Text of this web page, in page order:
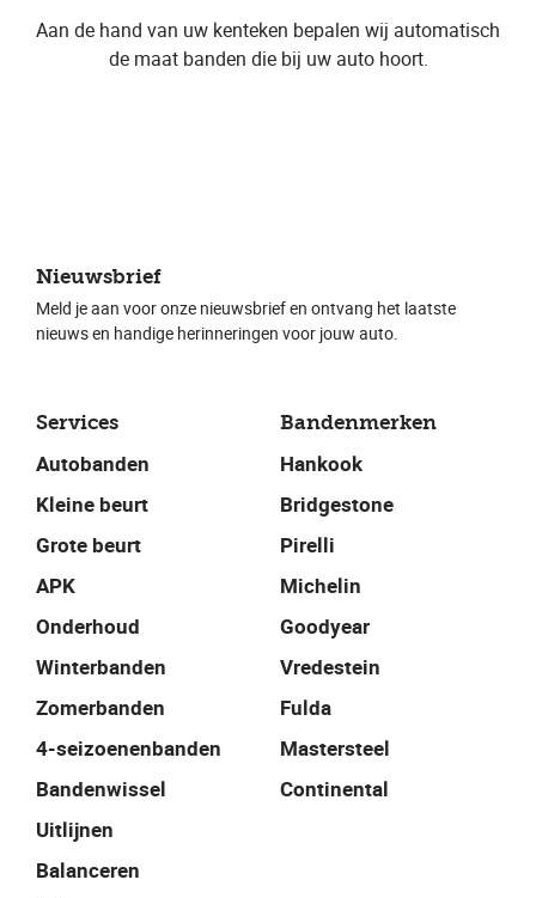
Aan de hand van uw kenteken bepalen wij automatisch
de maat banden die bij uw auto hoort.
Services
Autobanden
Kleine beurt
Grote beurt
APK
Onderhoud
Winterbanden
Zomerbanden
4-seizoenenbanden
Bandenwissel
Uitlijnen
Balanceren
Bandenmerken
Hankook
Bridgestone
Pirelli
Michelin
Goodyear
Vredestein
Fulda
Mastersteel
Continental
Nieuwsbrief
Meld je aan voor onze nieuwsbrief en ontvang het laatste
nieuws en handige herinneringen voor jouw auto.